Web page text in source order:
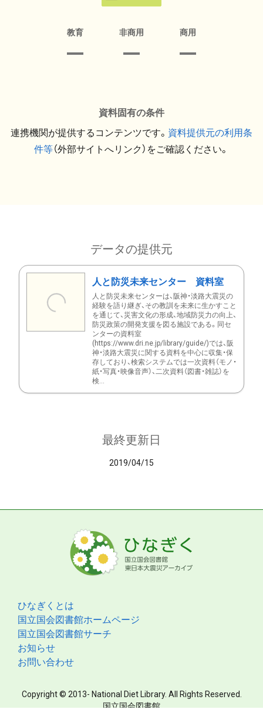
教育 非商用 商用
資料固有の条件
連携機関が提供するコンテンツです。 資料提供元の利用条
件等（外部サイトへリンク）をご確認ください。
データの提供元
人と防災未来センター 資料室
人と防災未来センターは、阪神・淡路大震災の
経験を語り継ぎ、その教訓を未来に生かすこと
を通じて、災害文化の形成、地域防災力の向上、
防災政策の開発支援を図る施設である。同セ
ンターの資料室
(https://www.dri.ne.jp/library/guide/)では、阪
神・淡路大震災に関する資料を中心に収集・保
存しており、検索システムでは一次資料（モノ・
紙・写真・映像音声）、二次資料（図書・雑誌）を
検...
最終更新日
2019/04/15
ひなぎくとは
国立国会図書館ホームページ
国立国会図書館サーチ
お知らせ
お問い合わせ
Copyright © 2013- National Diet Library. All Rights Reserved.